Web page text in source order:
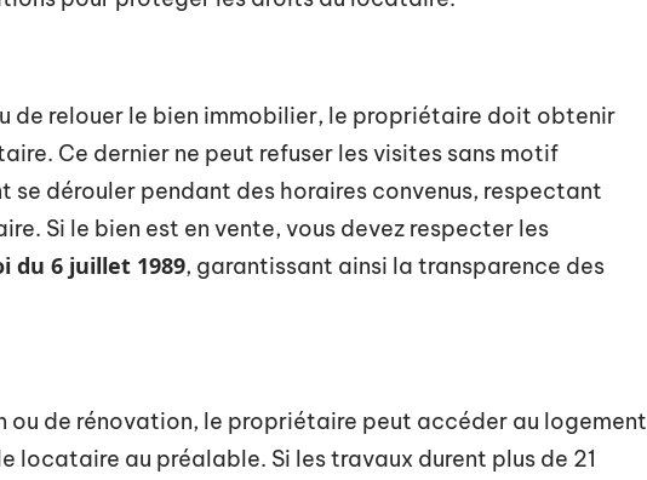
de relouer le bien immobilier, le propriétaire doit obtenir
Ce dernier ne peut refuser les visites sans motif
se dérouler pendant des horaires convenus, respectant
Si le bien est en vente, vous devez respecter les
du 6 juillet 1989, garantissant ainsi la transparence des
ou de rénovation, le propriétaire peut accéder au logement
locataire au préalable. Si les travaux durent plus de 21